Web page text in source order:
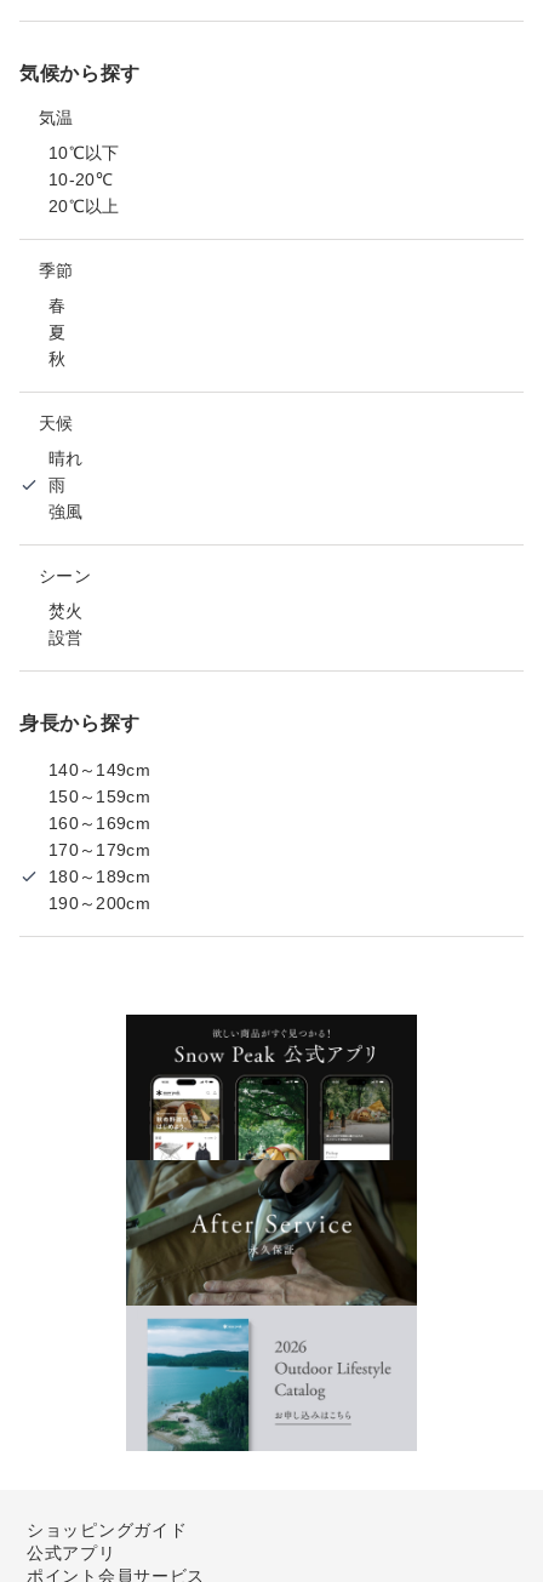
気候から探す
気温
10℃以下
10-20℃
20℃以上
季節
春
夏
秋
天候
晴れ
雨
強風
シーン
焚火
設営
身長から探す
140～149cm
150～159cm
160～169cm
170～179cm
180～189cm
190～200cm
ショッピングガイド
公式アプリ
ポイント会員サービス